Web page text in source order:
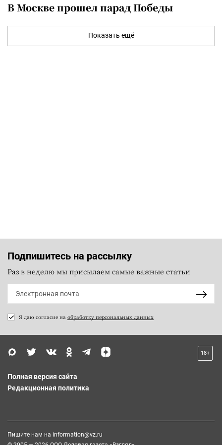
В Москве прошел парад Победы
Показать ещё
Подпишитесь на рассылку
Раз в неделю мы присылаем самые важные статьи
Я даю согласие на обработку персональных данных
18+
Полная версия сайта
Редакционная политика
Пишите нам на information@vz.ru